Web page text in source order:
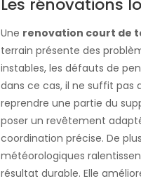
Une renovation court de
terrain présente des
instables, les défauts de
dans ce cas, il ne suffit pas
reprendre une partie du
poser un revêtement
coordination précise. De
météorologiques
résultat durable. Elle